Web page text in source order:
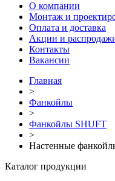
О компании
Монтаж и
Оплата и доставка
Акции и
Контакты
Вакансии
Главная
>
Фанкойлы
>
Фанкойлы SHUFT
>
Настенные
Каталог продукции